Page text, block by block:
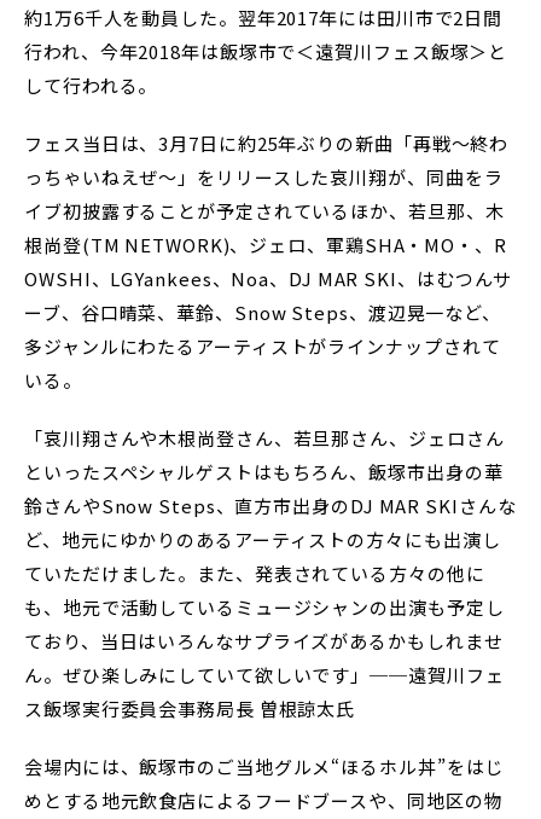
約1万6千人を動員した。翌年2017年には田川市で2日間
行われ、今年2018年は飯塚市で＜遠賀川フェス飯塚＞と
して行われる。
フェス当日は、3月7日に約25年ぶりの新曲「再戦～終わ
っちゃいねえぜ～」をリリースした哀川翔が、同曲をラ
イブ初披露することが予定されているほか、若旦那、木
根尚登(TM NETWORK)、ジェロ、軍鶏SHA・MO・、R
OWSHI、LGYankees、Noa、DJ MAR SKI、はむつんサ
ーブ、谷口晴菜、華鈴、Snow Steps、渡辺晃一など、
多ジャンルにわたるアーティストがラインナップされて
いる。
「哀川翔さんや木根尚登さん、若旦那さん、ジェロさん
といったスペシャルゲストはもちろん、飯塚市出身の華
鈴さんやSnow Steps、直方市出身のDJ MAR SKIさんな
ど、地元にゆかりのあるアーティストの方々にも出演し
ていただけました。また、発表されている方々の他に
も、地元で活動しているミュージシャンの出演も予定し
ており、当日はいろんなサプライズがあるかもしれませ
ん。ぜひ楽しみにしていて欲しいです」──遠賀川フェ
ス飯塚実行委員会事務局長 曽根諒太氏
会場内には、飯塚市のご当地グルメ“ほるホル丼”をはじ
めとする地元飲食店によるフードブースや、同地区の物